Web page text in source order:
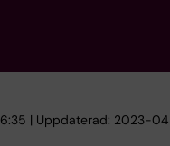
| Uppdaterad: 2023-